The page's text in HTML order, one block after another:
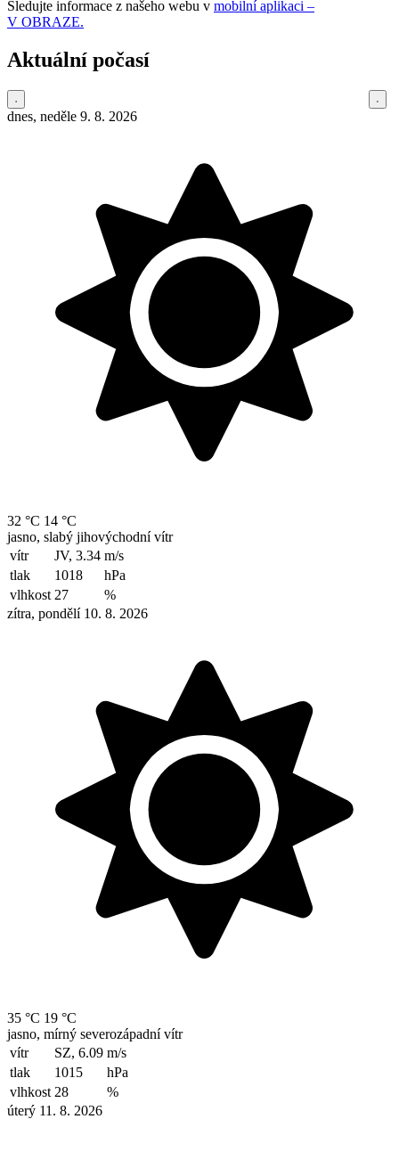
Sledujte informace z našeho webu v mobilní aplikaci –
V OBRAZE.
Aktuální počasí
dnes, neděle 9. 8. 2026
32 °C 14 °C
jasno, slabý jihovýchodní vítr
vítr
JV, 3.34 m/s
tlak
1018
hPa
vlhkost 27
%
zítra, pondělí 10. 8. 2026
35 °C 19 °C
jasno, mírný severozápadní vítr
vítr
SZ, 6.09 m/s
tlak
1015
hPa
vlhkost 28
%
úterý 11. 8. 2026